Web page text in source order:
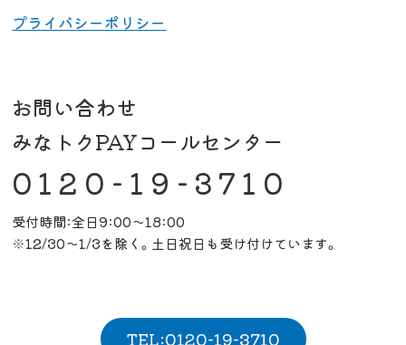
お問い合わせ
みなトクPAYコールセンター
0120-19-3710
受付時間:全日9:00～18:00
※12/30～1/3を除く。土日祝日も受け付けています。
プライバシーポリシー
TEL:0120-19-3710